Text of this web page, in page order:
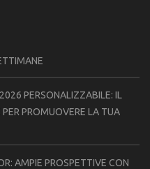
PERSONALIZZABILE: IL
PROMUOVERE LA TUA
AMPIE PROSPETTIVE CON